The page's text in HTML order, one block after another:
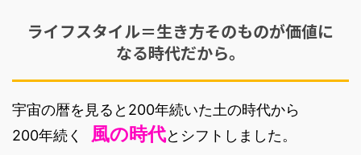
ライフスタイル＝生き方そのものが価値に
なる時代だから。
宇宙の暦を見ると200年続いた土の時代から
200年続く 風の時代とシフトしました。